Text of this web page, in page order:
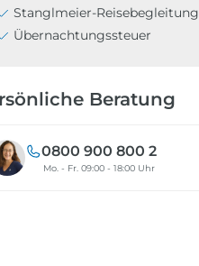
Stanglmeier-Reisebegleitung
Übernachtungssteuer
Beratung
0800 900 800 2
Mo. - Fr. 09:00 - 18:00 Uhr